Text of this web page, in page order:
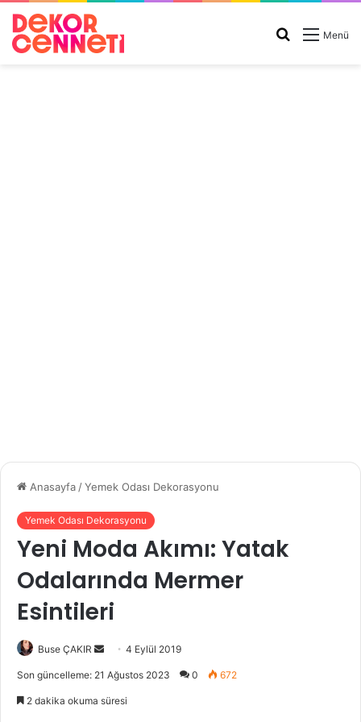
Menü
Arama
Anasayfa /Yemek Odası Dekorasyonu
Yemek Odası Dekorasyonu
Yeni Moda Akımı: Yatak
Odalarında Mermer
Esintileri
Buse ÇAKIR
e
4 Eylül 2019
Son güncelleme: 21 Ağustos 2023 0 672
2 dakika okuma süresi